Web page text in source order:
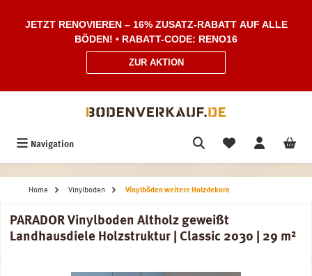
JETZT RENOVIEREN – 16% ZUSATZ-RABATT AUF ALLE
BÖDEN! • RABATT-CODE: RENO16
ZUR AKTION
Navigation
Home Vinylboden Vinylböden weitere Holzdekore
PARADOR Vinylboden Altholz geweißt
Landhausdiele Holzstruktur | Classic 2030 | 29 m²